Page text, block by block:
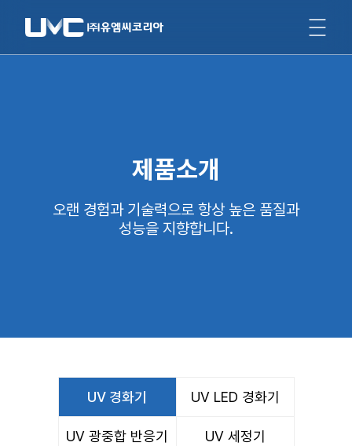
제품소개
오랜 경험과 기술력으로 항상 높은 품질과
성능을 지향합니다.
UV 경화기 UV LED 경화기
UV 광중합 반응기 UV 세정기